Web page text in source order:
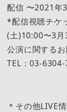
配信 〜2021年
*配信視聴チケ
(土)10:00〜3
公演に関する
TEL：03-
＊その他LIVE